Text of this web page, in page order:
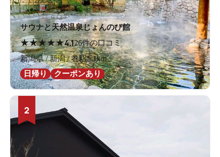
サウナと天然温泉じょんのび館
★★★★★4.126件の口コミ
新潟県 / 新潟 / 巻駅5.1km
日帰り
クーポンあり
2